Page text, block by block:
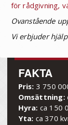
för rådgivning,
Ovanstående
Vi erbjuder
FAKTA
Pris: 3 750
Omsättning:
Hyra: ca 150
Yta: ca 370